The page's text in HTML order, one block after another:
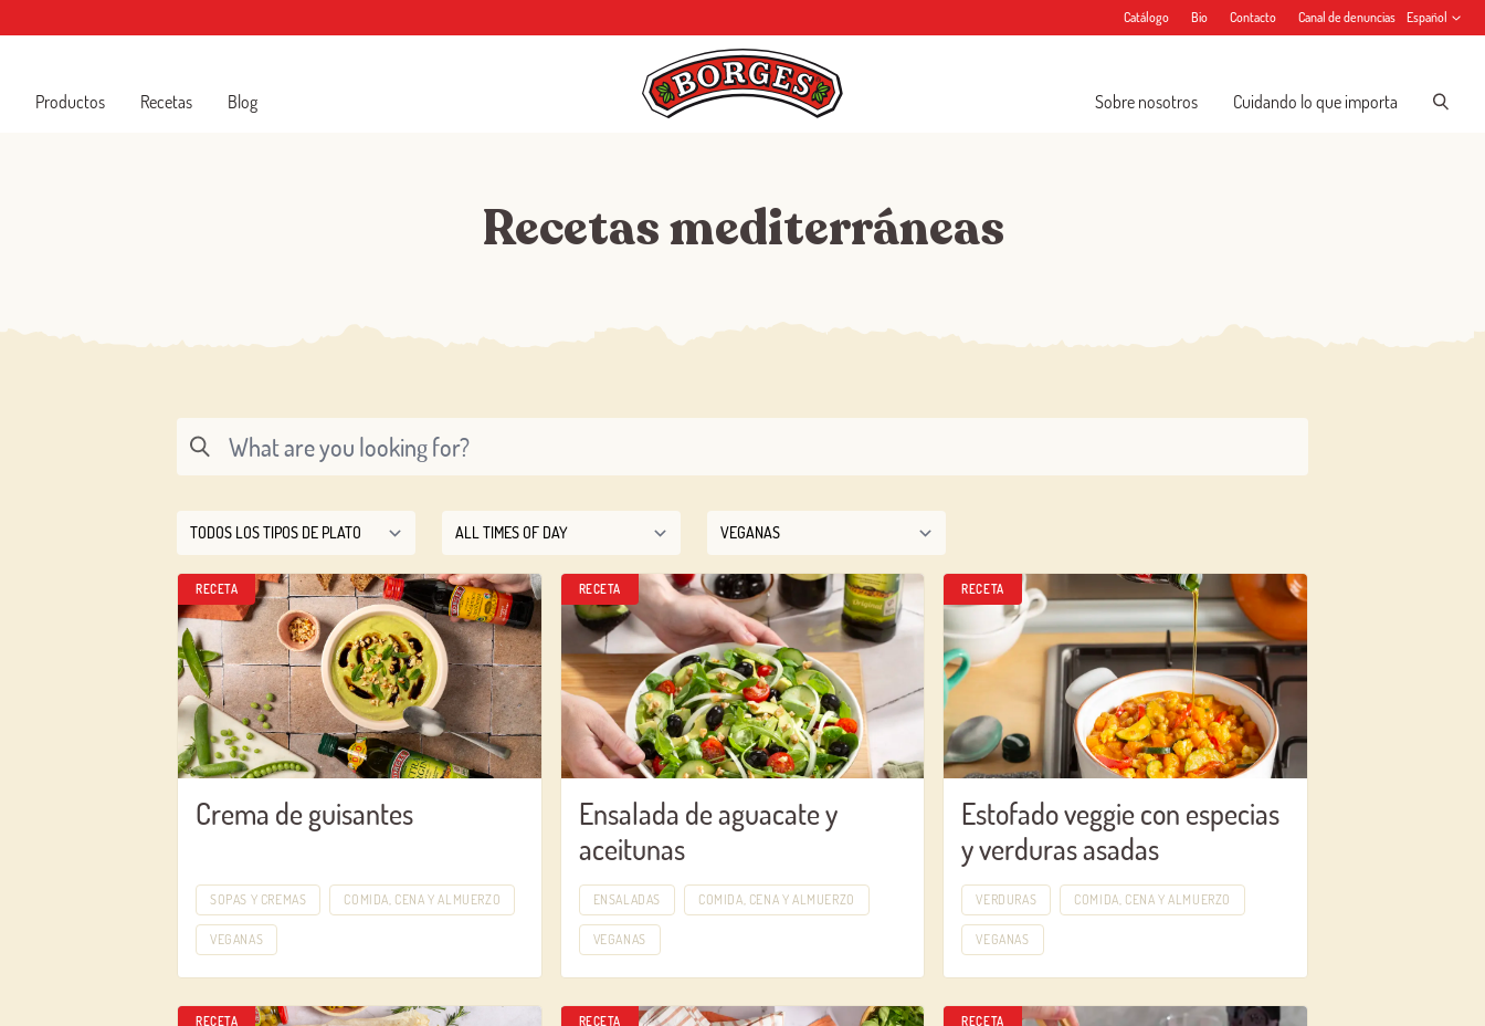
Catálogo Bio Contacto Canal de denuncias Español
Productos Recetas Blog Sobre nosotros Cuidando lo que importa
Recetas mediterráneas
RECETA
Crema de guisantes
SOPAS Y CREMAS COMIDA, CENA Y ALMUERZO
VEGANAS
RECETA
Ensalada de aguacate y
aceitunas
ENSALADAS COMIDA, CENA Y ALMUERZO
VEGANAS
RECETA
Estofado veggie con especias
y verduras asadas
VERDURAS COMIDA, CENA Y ALMUERZO
VEGANAS
RECETA RECETA RECETA
Iniciar sesión con Facebook